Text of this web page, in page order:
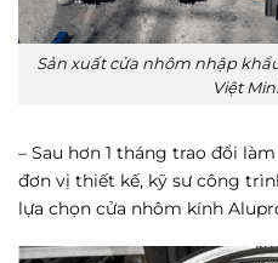
Sản xuất cửa nhôm nhập
Việt
– Sau hơn 1 tháng trao đổi
đơn vị thiết kế, kỹ sư công
lựa chọn cửa nhôm kính